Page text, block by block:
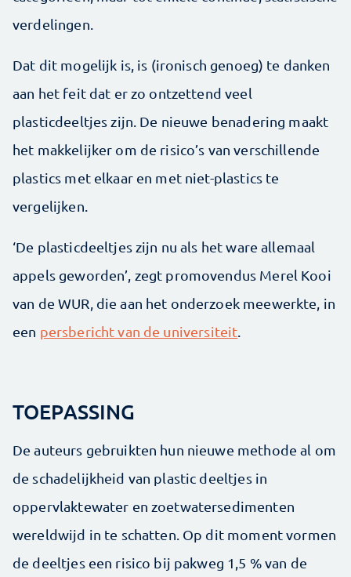
verdelingen.
Dat dit mogelijk is, is (ironisch genoeg) te danken
aan het feit dat er zo ontzettend veel
plasticdeeltjes zijn. De nieuwe benadering maakt
het makkelijker om de risico’s van verschillende
plastics met elkaar en met niet-plastics te
vergelijken.
‘De plasticdeeltjes zijn nu als het ware allemaal
appels geworden’, zegt promovendus Merel Kooi
van de WUR, die aan het onderzoek meewerkte, in
een persbericht van de universiteit
TOEPASSING
De auteurs gebruikten hun nieuwe methode al om
de schadelijkheid van plastic deeltjes in
oppervlaktewater en zoetwatersedimenten
wereldwijd in te schatten. Op dit moment vormen
de deeltjes een risico bij pakweg 1,5 % van de